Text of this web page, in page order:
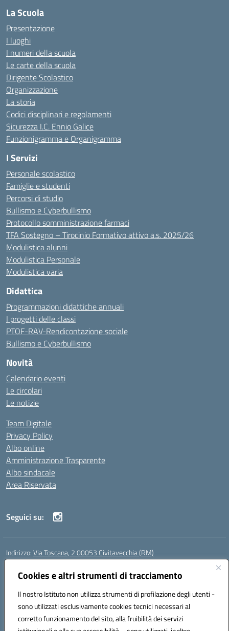
Cookies e altri strumenti di tracciamento
Il nostro Istituto non utilizza strumenti di profilazione degli utenti -
sono utilizzati esclusivamente cookies tecnici necessari al
corretto funzionamento del sito, alla fruibilità dei servizi
La Scuola
Presentazione
I luoghi
I numeri della scuola
Le carte della scuola
Dirigente Scolastico
Organizzazione
La storia
Codici disciplinari e regolamenti
Sicurezza I.C. Ennio Galice
Funzionigramma e Organigramma
I Servizi
Personale scolastico
Famiglie e studenti
Percorsi di studio
Bullismo e Cyberbullismo
Protocollo somministrazione farmaci
TFA Sostegno – Tirocinio Formativo attivo a.s. 2025/26
Modulistica alunni
Modulistica Personale
Modulistica varia
Didattica
Programmazioni didattiche annuali
I progetti delle classi
PTOF-RAV-Rendicontazione sociale
Bullismo e Cyberbullismo
Novità
Calendario eventi
Le circolari
Le notizie
Team Digitale
Privacy Policy
Albo online
Amministrazione Trasparente
Albo sindacale
Area Riservata
Seguici su:
Indirizzo:Via Toscana, 2 00053 Civitavecchia (RM)
Centralino:
Posta elettronica certificata (PEC):rmic8b900g@pec.istruzione.it
Codice fiscale: 91038380589
Codice meccanografico:RMIC8B900G
Codice Indice delle Pubbliche Amministrazioni (IPA): istsc_rmic8b900g
Codice unico di fatturazione (CUF): UFP4NO